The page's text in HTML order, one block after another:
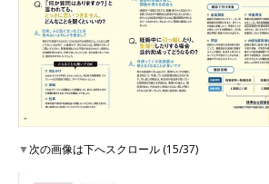
▼次の画像は下へスクロール (15/37)